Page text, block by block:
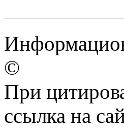
©
При
ссылка на